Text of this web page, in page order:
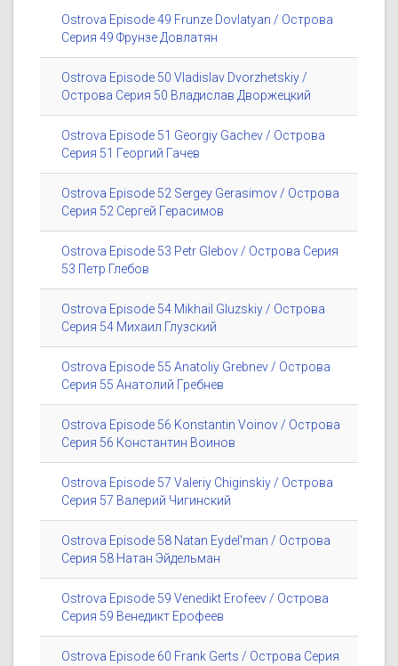
Ostrova Episode 49 Frunze Dovlatyan / Острова
Серия 49 Фрунзе Довлатян
Ostrova Episode 50 Vladislav Dvorzhetskiy /
Острова Серия 50 Владислав Дворжецкий
Ostrova Episode 51 Georgiy Gachev / Острова
Серия 51 Георгий Гачев
Ostrova Episode 52 Sergey Gerasimov / Острова
Серия 52 Сергей Герасимов
Ostrova Episode 53 Petr Glebov / Острова Серия
53 Петр Глебов
Ostrova Episode 54 Mikhail Gluzskiy / Острова
Серия 54 Михаил Глузский
Ostrova Episode 55 Anatoliy Grebnev / Острова
Серия 55 Анатолий Гребнев
Ostrova Episode 56 Konstantin Voinov / Острова
Серия 56 Константин Воинов
Ostrova Episode 57 Valeriy Chiginskiy / Острова
Серия 57 Валерий Чигинский
Ostrova Episode 58 Natan Eydel'man / Острова
Серия 58 Натан Эйдельман
Ostrova Episode 59 Venedikt Erofeev / Острова
Серия 59 Венедикт Ерофеев
Ostrova Episode 60 Frank Gerts / Острова Серия